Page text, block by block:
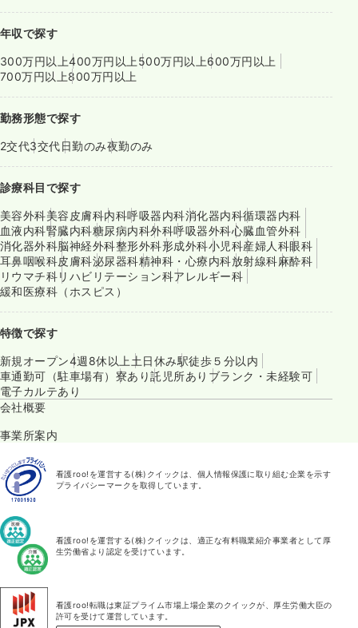
年収で探す
300万円以上400万円以上 500万円以上600万円以上
700万円以上800万円以上
勤務形態で探す
2交代3交代日勤のみ夜勤のみ
診療科目で探す
美容外科美容皮膚科内科呼吸器内科消化器内科循環器内科
血液内科腎臓内科糖尿病内科外科呼吸器外科心臓血管外科
消化器外科脳神経外科整形外科形成外科小児科産婦人科眼科
耳鼻咽喉科皮膚科泌尿器科精神科・心療内科放射線科麻酔科
リウマチ科リハビリテーション科アレルギー科
緩和医療科（ホスピス）
特徴で探す
新規オープン4週8休以上 土日休み駅徒歩５分以内
車通勤可（駐車場有） 寮あり託児所あり ブランク・未経験可
電子カルテあり
会社概要
事業所案内
看護roo!を運営する(株)クイックは、個人情報保護に取り組む企業を示す
プライバシーマークを取得しています。
看護roo!を運営する(株)クイックは、適正な有料職業紹介事業者として厚
生労働省より認定を受けています。
看護roo!転職は東証プライム市場上場企業のクイックが、厚生労働大臣の
許可を受けて運営しています。